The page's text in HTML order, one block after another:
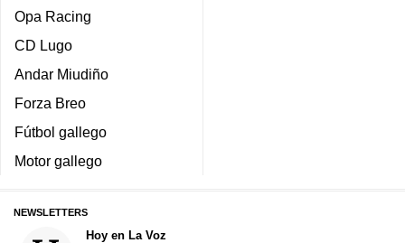
Opa Racing
CD Lugo
Andar Miudiño
Forza Breo
Fútbol gallego
Motor gallego
NEWSLETTERS
Hoy en La Voz